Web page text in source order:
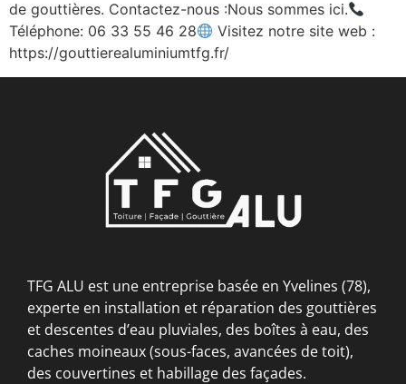
de gouttières. Contactez-nous :Nous sommes ici.
Téléphone: 06 33 55 46 28
Visitez notre site web :
https://gouttierealuminiumtfg.fr/
TFG ALU est une entreprise basée en Yvelines (78),
experte en installation et réparation des gouttières
et descentes d’eau pluviales, des boîtes à eau, des
caches moineaux (sous-faces, avancées de toit),
des couvertines et habillage des façades.